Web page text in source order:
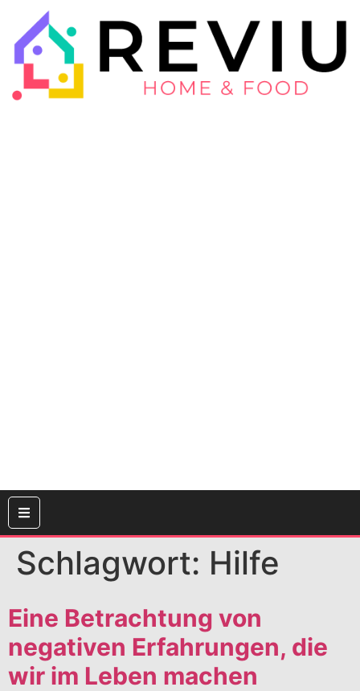
Schlagwort: Hilfe
Eine Betrachtung von
negativen Erfahrungen, die
wir im Leben machen